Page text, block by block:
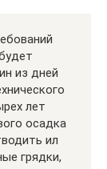
из дней
лет
осадка
ил
грядки,